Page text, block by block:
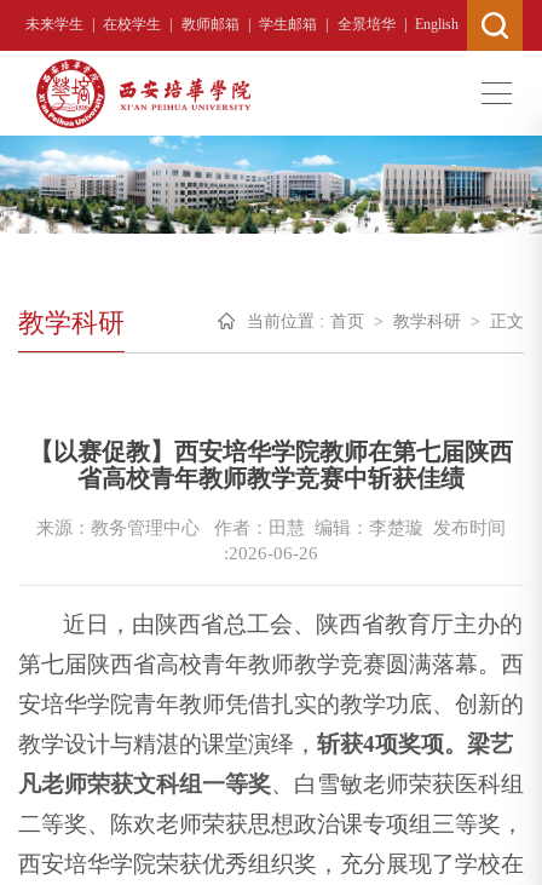
未来学生 | 在校学生 | 教师邮箱 | 学生邮箱 | 全景培华 | English
教学科研 当前位置 : 首页 > 教学科研 > 正文
【以赛促教】西安培华学院教师在第七届陕西
省高校青年教师教学竞赛中斩获佳绩
来源：教务管理中心 作者：田慧 编辑：李楚璇 发布时间
:2026-06-26
近日，由陕西省总工会、陕西省教育厅主办的
第七届陕西省高校青年教师教学竞赛圆满落幕。西
安培华学院青年教师凭借扎实的教学功底、创新的
教学设计与精湛的课堂演绎， 斩获4项奖项。梁艺
凡老师荣获文科组一等奖、白雪敏老师荣获医科组
二等奖、陈欢老师荣获思想政治课专项组三等奖，
西安培华学院荣获优秀组织奖，充分展现了学校在